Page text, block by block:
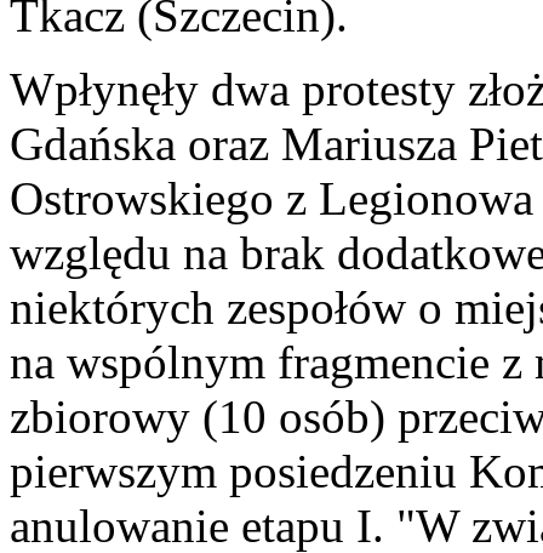
Tkacz (Szczecin).
Wpłynęły dwa protesty
Gdańska oraz Mariusza
Ostrowskiego z
względu na brak
niektórych zespołów o
na wspólnym fragmencie z
zbiorowy (10 osób)
pierwszym posiedzeniu
anulowanie etapu I. "W